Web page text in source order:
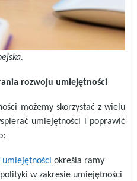
rozwoju umiejętności
możemy skorzystać z wielu
umiejętności i poprawić
umiejętności określa ramy
w zakresie umiejętności